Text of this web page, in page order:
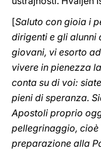
[Saluto con gioia i
dirigenti e gli alunni
giovani, vi esorto
vivere in pienezza
conta su di voi:
pieni di speranza.
Apostoli proprio
pellegrinaggio,
preparazione alla